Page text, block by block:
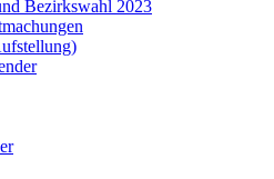
Bezirkswahl 2023